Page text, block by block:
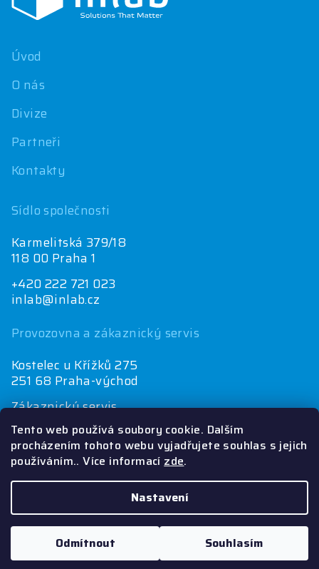
Tento web používá soubory cookie. Dalším
procházením tohoto webu vyjadřujete souhlas s jejich
používáním.. Více informacízde.
Nastavení
Odmítnout Souhlasím
Úvod
O nás
Divize
Partneři
Kontakty
Sídlo společnosti
Karmelitská 379/18
118 00 Praha 1
+420 222 721 023
inlab@inlab.cz
Provozovna a zákaznický servis
Kostelec u Křížků 275
251 68 Praha-východ
Zákaznický servis
+420 222 721 025
objednávky@inlab.cz
Ekonomické oddělení
+420 222 721 023
Copyright 2026INLAB. Všechna práva vyhrazena.
Vytvořil Shoptet&PekneWeby